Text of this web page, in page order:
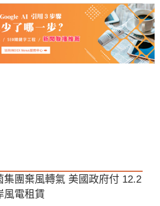
集團棄風轉氣 美國政府付 12.2
風電租賃